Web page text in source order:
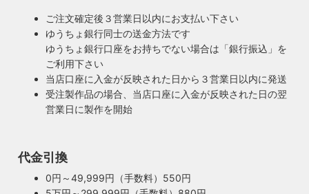
100年近く前のソケットも復活・特殊な絶縁体
ヴィンテージスタイルの照明製作に欠かせない古いソケッ
ト。何十年、時には100年近く前のソケットシェルを使うこ
ご注文確定後３営業日以内にお支払い下さい
ゆうちょ銀行同士の送金方法です
ゆうちょ銀行口座をお持ちでない場合は「銀行振込」を
ご利用下さい
当店口座に入金が反映された日から３営業日以内に発送
受注製作品の場合、当店口座に入金が反映された日の翌
営業日に製作を開始
代金引換
0円～49,999円（手数料）550円